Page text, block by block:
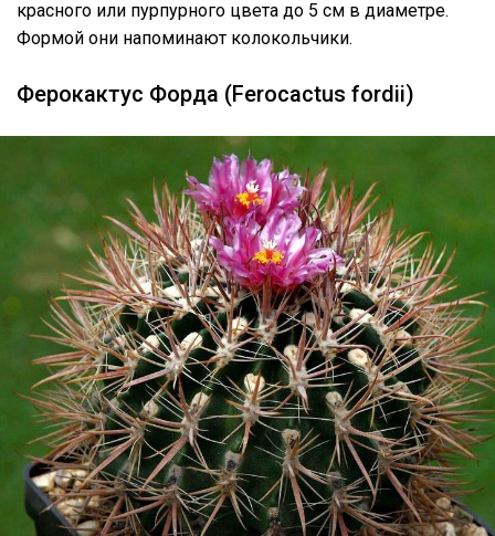
красного или пурпурного цвета до 5 см в диаметре.
Формой они напоминают колокольчики.
Ферокактус Форда (Ferocactus fordii)